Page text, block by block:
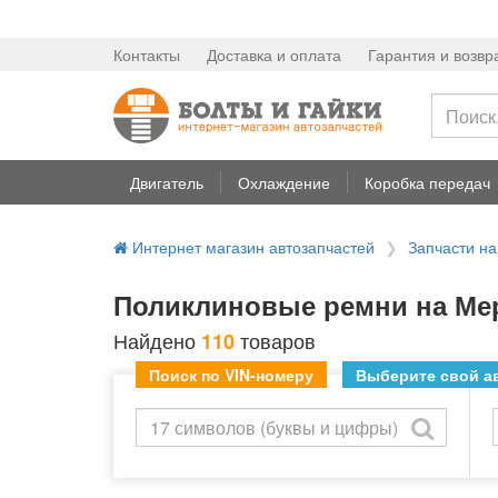
Контакты Доставка и оплата Гарантия и
Двигатель Охлаждение Коробка передач
Интернет магазин автозапчастей Запчасти
Поликлиновые ремни на
Найдено 110товаров
Поиск по VIN-номеру Выберите свой